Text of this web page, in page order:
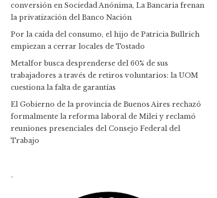
conversión en Sociedad Anónima, La Bancaria frenan
la privatización del Banco Nación
Por la caída del consumo, el hijo de Patricia Bullrich
empiezan a cerrar locales de Tostado
Metalfor busca desprenderse del 60% de sus
trabajadores a través de retiros voluntarios: la UOM
cuestiona la falta de garantías
El Gobierno de la provincia de Buenos Aires rechazó
formalmente la reforma laboral de Milei y reclamó
reuniones presenciales del Consejo Federal del
Trabajo
-